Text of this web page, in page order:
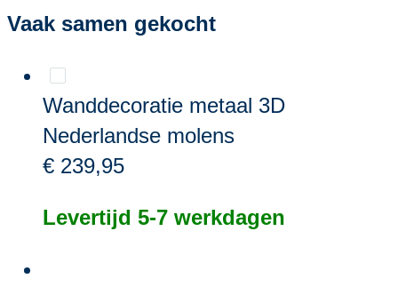
Vaak samen gekocht
Wanddecoratie metaal 3D
Nederlandse molens
€ 239,95
Levertijd 5-7 werkdagen